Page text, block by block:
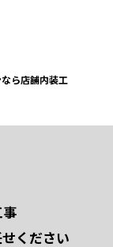
ら店舗内装工
ください